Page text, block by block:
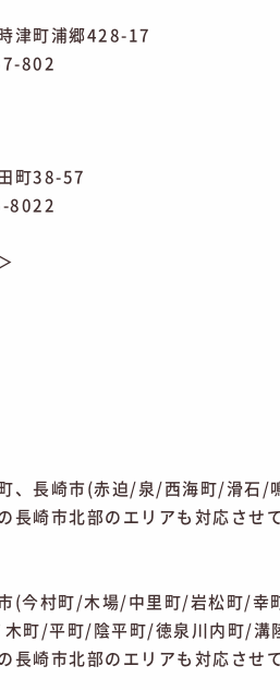
津町浦郷428-17
802
町38-57
8022
町、長崎市(赤迫/泉/西海町/滑石
長崎市北部のエリアも対応させ
市(今村町/木場/中里町/岩松町/
町/平町/陰平町/徳泉川内町/溝
長崎市北部のエリアも対応させ